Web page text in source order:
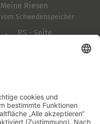
Meine Riesen
vom Schwedenspeicher
RS - Seite